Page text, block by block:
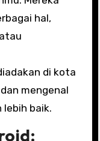
hal,
di kota
mengenal
baik.